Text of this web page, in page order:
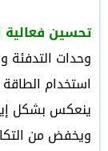
تحسين
وحدات التدفئة
استخدام
ينعكس بشكل
ويخفض من